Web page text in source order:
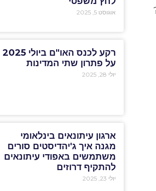
אוגוסט 5, 2025
רקע לכנס האו"ם ביולי 2025
על פתרון שתי המדינות
יולי 28, 2025
ארגון עיתונאים בינלאומי
מגנה איך ג'יהדיסטים סורים
משתמשים באפודי עיתונאים
להתקיף דרוזים
יולי 23, 2025